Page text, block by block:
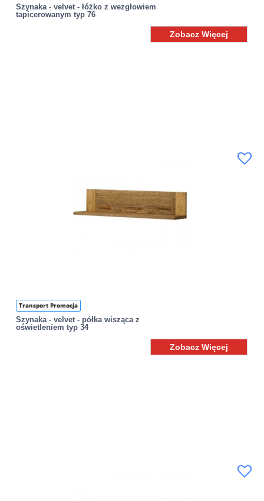
Szynaka - velvet - łóżko z wezgłowiem
tapicerowanym typ 76
Zobacz Więcej
Transport Promocja
Szynaka - velvet - półka wisząca z
oświetleniem typ 34
Zobacz Więcej